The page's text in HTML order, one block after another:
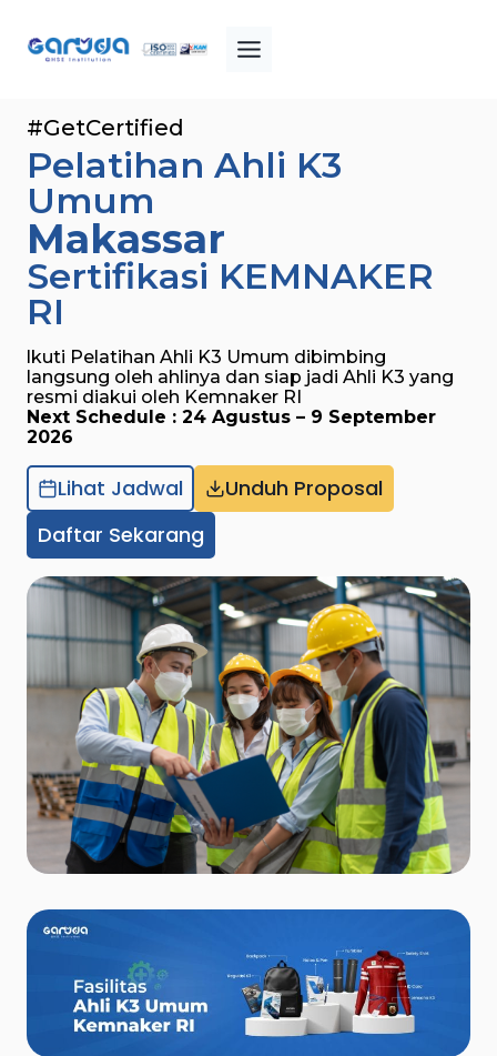
#GetCertified
Pelatihan Ahli K3
Umum
Makassar
Sertifikasi KEMNAKER
RI
lkuti Pelatihan Ahli K3 Umum dibimbing
langsung oleh ahlinya dan siap jadi Ahli K3 yang
resmi diakui oleh Kemnaker RI
Next Schedule : 24 Agustus – 9 September
2026
Lihat Jadwal
Unduh Proposal
Daftar Sekarang